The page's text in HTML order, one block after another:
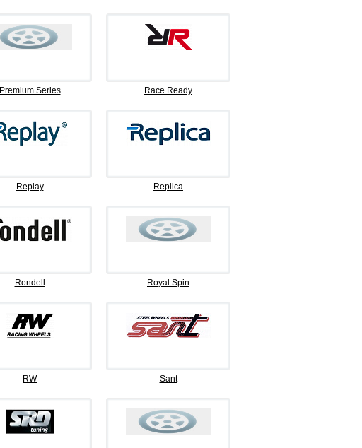
Premium Series Race Ready
Replay Replica
Rondell Royal Spin
RW Sant